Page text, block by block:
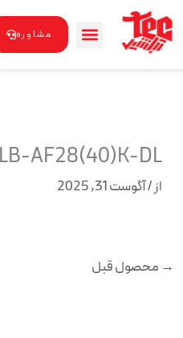
محتوا
مشاوره
AF28(40)K-DL
از/آگوست 31, 2025
→ محصول قبل